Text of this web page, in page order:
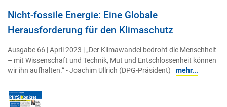
Nicht-fossile Energie: Eine Globale
Herausforderung für den Klimaschutz
Ausgabe 66 | April 2023 | „Der Klimawandel bedroht die Menschheit
– mit Wissenschaft und Technik, Mut und Entschlossenheit können
wir ihn aufhalten.“ - Joachim Ullrich (DPG-Präsident)
mehr...